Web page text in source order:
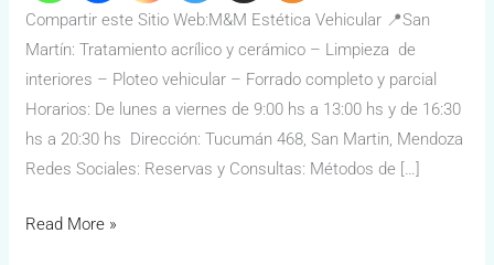
Compartir este Sitio Web:M&M Estética Vehicular 📍San
Martín: Tratamiento acrílico y cerámico – Limpieza de
interiores – Ploteo vehicular – Forrado completo y parcial
Horarios: De lunes a viernes de 9:00 hs a 13:00 hs y de 16:30
hs a 20:30 hs Dirección: Tucumán 468, San Martin, Mendoza
Redes Sociales: Reservas y Consultas: Métodos de […]
Read More »